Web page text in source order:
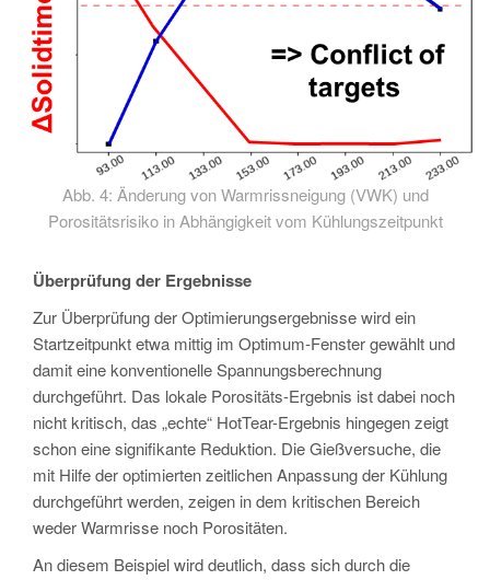
Abb. 4: Änderung von Warmrissneigung (VWK) und
Porositätsrisiko in Abhängigkeit vom Kühlungszeitpunkt
Überprüfung der Ergebnisse
Zur Überprüfung der Optimierungsergebnisse wird ein
Startzeitpunkt etwa mittig im Optimum-Fenster gewählt und
damit eine konventionelle Spannungsberechnung
durchgeführt. Das lokale Porositäts-Ergebnis ist dabei noch
nicht kritisch, das „echte“ HotTear-Ergebnis hingegen zeigt
schon eine signifikante Reduktion. Die Gießversuche, die
mit Hilfe der optimierten zeitlichen Anpassung der Kühlung
durchgeführt werden, zeigen in dem kritischen Bereich
weder Warmrisse noch Porositäten.
An diesem Beispiel wird deutlich, dass sich durch die